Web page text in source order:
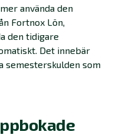
använda den
Fortnox Lön,
den tidigare
Det innebär
semesterskulden som